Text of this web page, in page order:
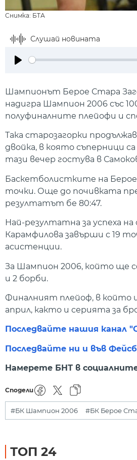
Снимка: БТА
Слушай новината
Шампионът Берое Стара
надигра Шампион 2006 със
полуфиналните плейофи и
Така старозагорки
двойка, в която съперници
тази вечер гостува в
Баскетболистките на Берое
точки. Още до почивката
резултатът бе 80:47.
Най-резултатна за успеха
Карамфилова завърши с 19
асистенции.
За Шампион 2006, който ще
и 2 борби.
Финалният плейоф, в който
април, както и серията за
Последвайте нашия канал
Последвайте ни и във
Намерете БНТ в
Сподели
#БК Шампион 2006 #БК Берое
ТОП 24